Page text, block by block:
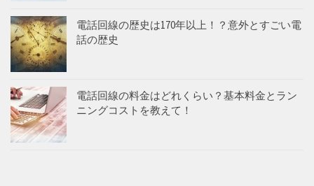
電話回線の歴史は170年以上！？意外とすごい電
話の歴史
電話回線の料金はどれくらい？基本料金とラン
ニングコストを教えて！